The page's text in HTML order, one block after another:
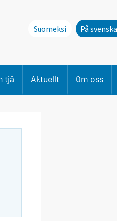
Suomeksi På svenska
tjä Aktuellt Om oss